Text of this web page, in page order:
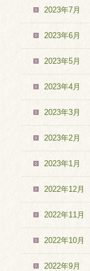
2023年7月
2023年6月
2023年5月
2023年4月
2023年3月
2023年2月
2023年1月
2022年12月
2022年11月
2022年10月
2022年9月